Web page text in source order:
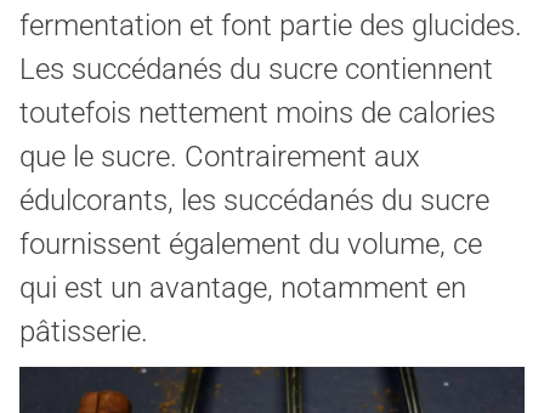
fermentation et font partie des glucides.
Les succédanés du sucre contiennent
toutefois nettement moins de calories
que le sucre. Contrairement aux
édulcorants, les succédanés du sucre
fournissent également du volume, ce
qui est un avantage, notamment en
pâtisserie.